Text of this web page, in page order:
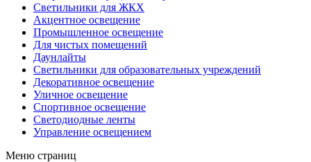
Светильники для ЖКХ
Акцентное освещение
Промышленное освещение
Для чистых помещений
Даунлайты
Светильники для образовательных учреждений
Декоративное освещение
Уличное освещение
Спортивное освещение
Светодиодные ленты
Управление освещением
Меню страниц